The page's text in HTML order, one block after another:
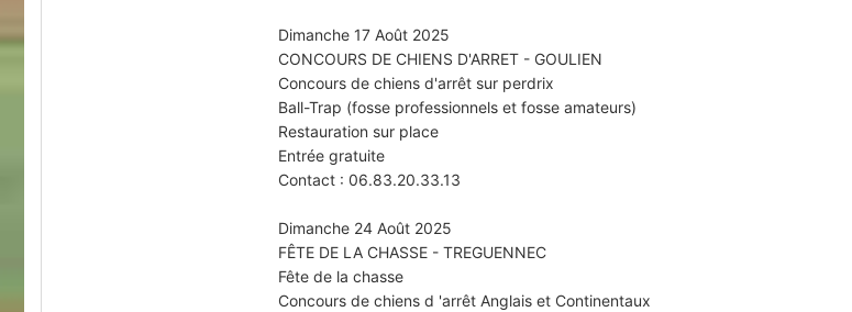
Dimanche 17 Août 2025
CONCOURS DE CHIENS D'ARRET - GOULIEN
Concours de chiens d'arrêt sur perdrix
Ball-Trap (fosse professionnels et fosse amateurs)
Restauration sur place
Entrée gratuite
Contact : 06.83.20.33.13
Dimanche 24 Août 2025
FÊTE DE LA CHASSE - TREGUENNEC
Fête de la chasse
Concours de chiens d 'arrêt Anglais et Continentaux